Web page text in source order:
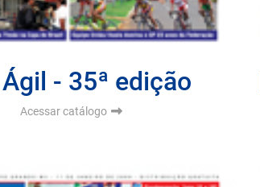
- 35ª edição
Acessar catálogo